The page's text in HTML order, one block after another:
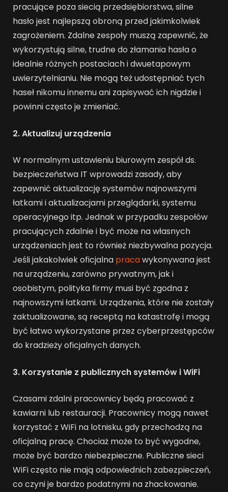
pracujące poza siecią przedsiębiorstwa, silne
hasło jest najlepszą obroną przed jakimkolwiek
zagrożeniem. Zdalne zespoły muszą zapewnić, że
wykorzystują silne, trudne do złamania hasła o
idealnie różnych postaciach i dwuetapowym
uwierzytelnianiu. Nie mogą też udostępniać tych
haseł nikomu innemu ani zapisywać ich nigdzie i
powinni często je zmieniać.
2. Aktualizuj urządzenia
W normalnym ustawieniu biurowym zespół ds.
bezpieczeństwa IT wprowadzi zasady, aby
zapewnić aktualizację systemów najnowszymi
łatkami i aktualizacjami przeglądarki, systemu
operacyjnego itp. Jednak w przypadku zespołów
pracujących zdalnie i być może na własnych
urządzeniach jest to również niezbywalna pozycja.
Jeśli jakakolwiek oficjalna pracawykonywana jest
na urządzeniu, zarówno prywatnym, jak i
osobistym, polityka firmy musi być zgodna z
najnowszymi łatkami. Urządzenia, które nie zostały
zaktualizowane, są receptą na katastrofę i mogą
być łatwo wykorzystane przez cyberprzestępców
do kradzieży oficjalnych danych.
3. Korzystanie z publicznych systemów i WiFi
Czasami zdalni pracownicy będą pracować z
kawiarni lub restauracji. Pracownicy mogą nawet
korzystać z WiFi na lotnisku, gdy przechodzą na
oficjalną pracę. Chociaż może to być wygodne,
może być bardzo niebezpieczne. Publiczne sieci
WiFi często nie mają odpowiednich zabezpieczeń,
co czyni je bardzo podatnymi na zhackowanie.